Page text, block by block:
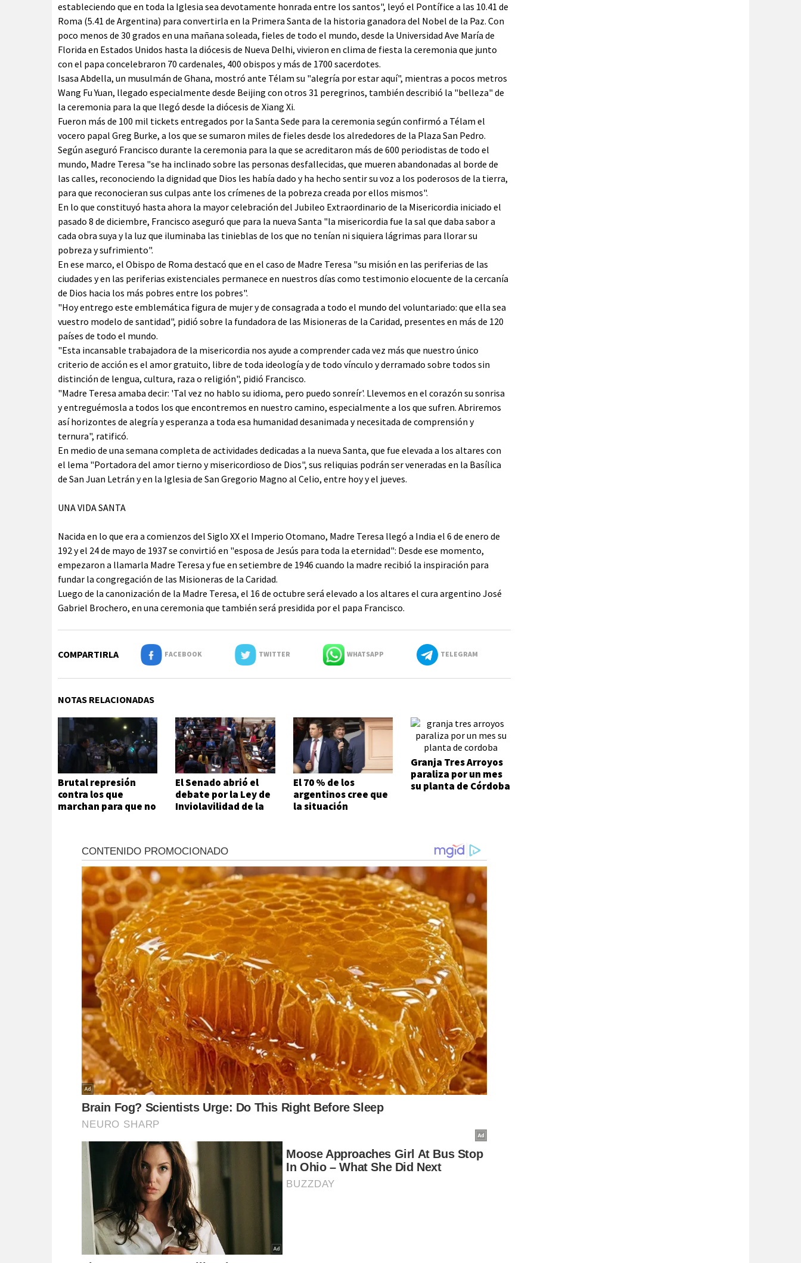
estableciendo que en toda la Iglesia sea devotamente honrada entre los santos", leyó el Pontífice a las 10.41 de
Roma (5.41 de Argentina) para convertirla en la Primera Santa de la historia ganadora del Nobel de la Paz. Con
poco menos de 30 grados en una mañana soleada, fieles de todo el mundo, desde la Universidad Ave María de
Florida en Estados Unidos hasta la diócesis de Nueva Delhi, vivieron en clima de fiesta la ceremonia que junto
con el papa concelebraron 70 cardenales, 400 obispos y más de 1700 sacerdotes.
Isasa Abdella, un musulmán de Ghana, mostró ante Télam su "alegría por estar aquí", mientras a pocos metros
Wang Fu Yuan, llegado especialmente desde Beijing con otros 31 peregrinos, también describió la "belleza" de
la ceremonia para la que llegó desde la diócesis de Xiang Xi.
Fueron más de 100 mil tickets entregados por la Santa Sede para la ceremonia según confirmó a Télam el
vocero papal Greg Burke, a los que se sumaron miles de fieles desde los alrededores de la Plaza San Pedro.
Según aseguró Francisco durante la ceremonia para la que se acreditaron más de 600 periodistas de todo el
mundo, Madre Teresa "se ha inclinado sobre las personas desfallecidas, que mueren abandonadas al borde de
las calles, reconociendo la dignidad que Dios les había dado y ha hecho sentir su voz a los poderosos de la tierra,
para que reconocieran sus culpas ante los crímenes de la pobreza creada por ellos mismos".
En lo que constituyó hasta ahora la mayor celebración del Jubileo Extraordinario de la Misericordia iniciado el
pasado 8 de diciembre, Francisco aseguró que para la nueva Santa "la misericordia fue la sal que daba sabor a
cada obra suya y la luz que iluminaba las tinieblas de los que no tenían ni siquiera lágrimas para llorar su
pobreza y sufrimiento".
En ese marco, el Obispo de Roma destacó que en el caso de Madre Teresa "su misión en las periferias de las
ciudades y en las periferias existenciales permanece en nuestros días como testimonio elocuente de la cercanía
de Dios hacia los más pobres entre los pobres".
"Hoy entrego este emblemática figura de mujer y de consagrada a todo el mundo del voluntariado: que ella sea
vuestro modelo de santidad", pidió sobre la fundadora de las Misioneras de la Caridad, presentes en más de 120
países de todo el mundo.
"Esta incansable trabajadora de la misericordia nos ayude a comprender cada vez más que nuestro único
criterio de acción es el amor gratuito, libre de toda ideología y de todo vínculo y derramado sobre todos sin
distinción de lengua, cultura, raza o religión", pidió Francisco.
"Madre Teresa amaba decir: 'Tal vez no hablo su idioma, pero puedo sonreír'. Llevemos en el corazón su sonrisa
y entreguémosla a todos los que encontremos en nuestro camino, especialmente a los que sufren. Abriremos
así horizontes de alegría y esperanza a toda esa humanidad desanimada y necesitada de comprensión y
ternura", ratificó.
En medio de una semana completa de actividades dedicadas a la nueva Santa, que fue elevada a los altares con
el lema "Portadora del amor tierno y misericordioso de Dios", sus reliquias podrán ser veneradas en la Basílica
de San Juan Letrán y en la Iglesia de San Gregorio Magno al Celio, entre hoy y el jueves.
UNA VIDA SANTA
Nacida en lo que era a comienzos del Siglo XX el Imperio Otomano, Madre Teresa llegó a India el 6 de enero de
192 y el 24 de mayo de 1937 se convirtió en "esposa de Jesús para toda la eternidad": Desde ese momento,
empezaron a llamarla Madre Teresa y fue en setiembre de 1946 cuando la madre recibió la inspiración para
fundar la congregación de las Misioneras de la Caridad.
Luego de la canonización de la Madre Teresa, el 16 de octubre será elevado a los altares el cura argentino José
Gabriel Brochero, en una ceremonia que también será presidida por el papa Francisco.
COMPARTIRLA FACEBOOK TWITTER WHATSAPP TELEGRAM
NOTAS RELACIONADAS
Brutal represión
contra los que
marchan para que no
El Senado abrió el
debate por la Ley de
Inviolavilidad de la
El 70 % de los
argentinos cree que
la situación
Granja Tres Arroyos
paraliza por un mes
su planta de Córdoba